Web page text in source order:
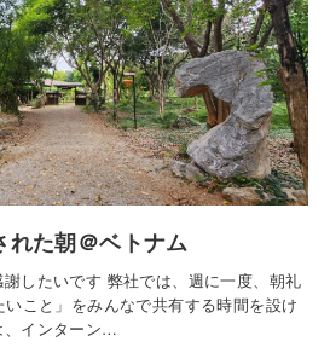
れた朝＠ベトナム
したいです 弊社では、週に一度、朝礼
こと」をみんなで共有する時間を設け
、インターン…